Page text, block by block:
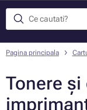
Pagina principala
Tonere